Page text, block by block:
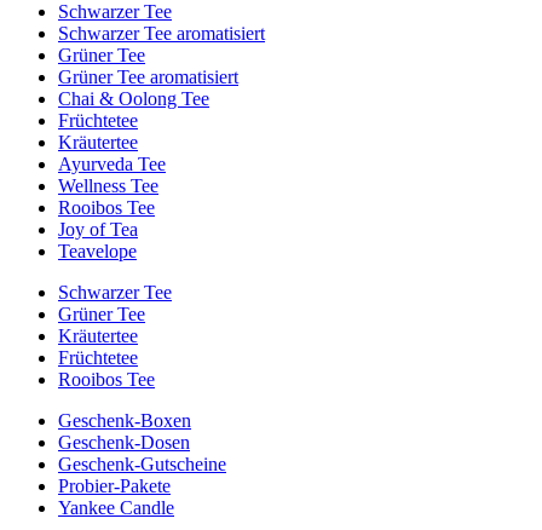
Schwarzer Tee
Schwarzer Tee aromatisiert
Grüner Tee
Grüner Tee aromatisiert
Chai & Oolong Tee
Früchtetee
Kräutertee
Ayurveda Tee
Wellness Tee
Rooibos Tee
Joy of Tea
Teavelope
Schwarzer Tee
Grüner Tee
Kräutertee
Früchtetee
Rooibos Tee
Geschenk-Boxen
Geschenk-Dosen
Geschenk-Gutscheine
Probier-Pakete
Yankee Candle